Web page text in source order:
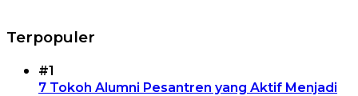
Terpopuler
#1
7 Tokoh Alumni Pesantren yang Aktif Menjadi